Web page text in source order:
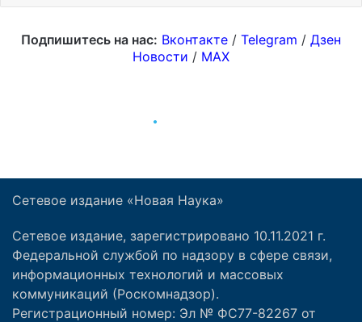
Сетевое издание «Новая Наука»
Сетевое издание, зарегистрировано 10.11.2021 г.
Федеральной службой по надзору в сфере связи,
информационных технологий и массовых
коммуникаций (Роскомнадзор).
Регистрационный номер: Эл № ФС77-82267 от